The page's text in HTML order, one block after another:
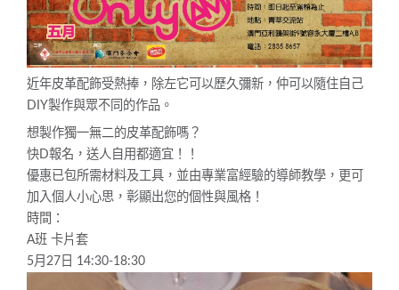
近年皮革配飾受熱捧，除左它可以歷久彌新，仲可以隨住自己
DIY製作與眾不同的作品。
想製作獨一無二的皮革配飾嗎？
快D報名，送人自用都適宜！！
優惠已包所需材料及工具，並由專業富經驗的導師教學，更可
加入個人小心思，彰顯出您的個性與風格！
時間：
A班 卡片套
5月27日 14:30-18:30